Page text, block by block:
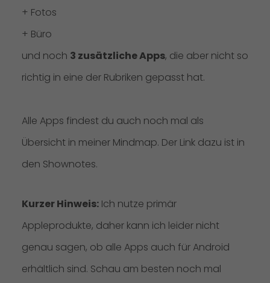
+ Fotos
+ Büro
und noch 3 zusätzliche Apps, die aber nicht so
richtig in eine der Rubriken gepasst hat.
Alle Apps findest du auch noch mal als
Übersicht in meiner Mindmap. Der Link dazu ist in
den Shownotes.
Kurzer Hinweis:Ich nutze primär
Appleprodukte, daher kann ich leider nicht
genau sagen, ob alle Apps auch für Android
erhältlich sind. Schau am besten noch mal